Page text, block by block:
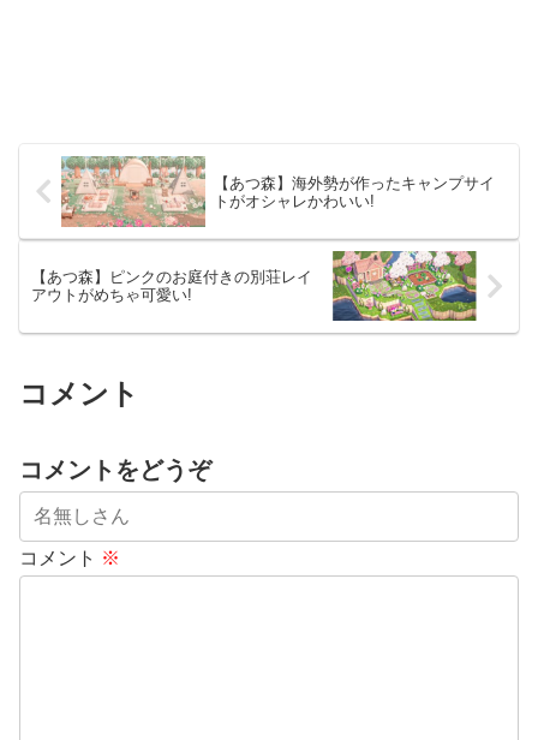
【あつ森】海外勢が作ったキャンプサイ
トがオシャレかわいい!
【あつ森】ピンクのお庭付きの別荘レイ
アウトがめちゃ可愛い!
コメント
コメントをどうぞ
コメント ※